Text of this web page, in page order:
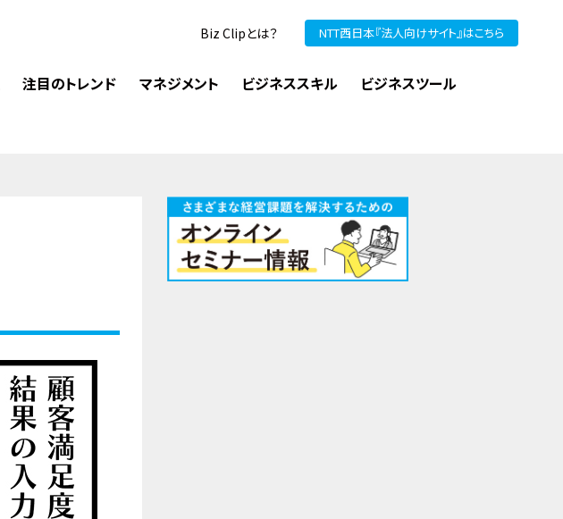
Biz Clipとは？ NTT西日本『法人向けサイト』はこちら
注目のトレンド マネジメント ビジネススキル ビジネスツール